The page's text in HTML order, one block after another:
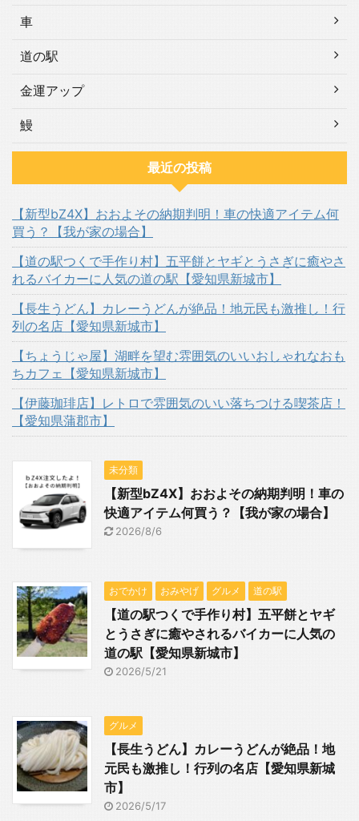
車
道の駅
金運アップ
鰻
最近の投稿
【新型bZ4X】おおよその納期判明！車の快適アイテム何
買う？【我が家の場合】
【道の駅つくで手作り村】五平餅とヤギとうさぎに癒やさ
れるバイカーに人気の道の駅【愛知県新城市】
【長生うどん】カレーうどんが絶品！地元民も激推し！行
列の名店【愛知県新城市】
【ちょうじゃ屋】湖畔を望む雰囲気のいいおしゃれなおも
ちカフェ【愛知県新城市】
【伊藤珈琲店】レトロで雰囲気のいい落ちつける喫茶店！
【愛知県蒲郡市】
未分類
【新型bZ4X】おおよその納期判明！車の
快適アイテム何買う？【我が家の場合】
2026/8/6
おでかけ おみやげ グルメ 道の駅
【道の駅つくで手作り村】五平餅とヤギ
とうさぎに癒やされるバイカーに人気の
道の駅【愛知県新城市】
2026/5/21
グルメ
【長生うどん】カレーうどんが絶品！地
元民も激推し！行列の名店【愛知県新城
市】
2026/5/17